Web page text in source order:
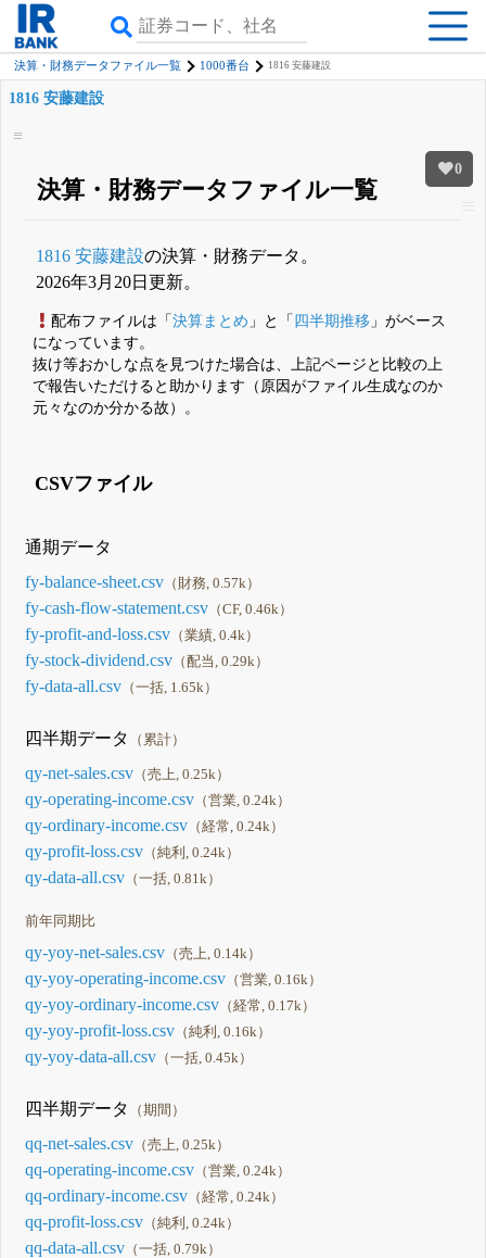
決算・財務データファイル一覧 1000番台 1816 安藤建設
0
1816 安藤建設
決算・財務データファイル一覧
1816 安藤建設の決算・財務データ。
2026年3月20日更新。
配布ファイルは「決算まとめ 」と「 四半期推移 」がベース
になっています。
抜け等おかしな点を見つけた場合は、上記ページと比較の上
で報告いただけると助かります（原因がファイル生成なのか
元々なのか分かる故）。
CSVファイル
通期データ
fy-balance-sheet.csv （財務, 0.57k）
fy-cash-flow-statement.csv （CF, 0.46k）
fy-profit-and-loss.csv （業績, 0.4k）
fy-stock-dividend.csv （配当, 0.29k）
fy-data-all.csv （一括, 1.65k）
四半期データ （累計）
qy-net-sales.csv （売上, 0.25k）
qy-operating-income.csv （営業, 0.24k）
qy-ordinary-income.csv （経常, 0.24k）
qy-profit-loss.csv （純利, 0.24k）
qy-data-all.csv （一括, 0.81k）
前年同期比
qy-yoy-net-sales.csv （売上, 0.14k）
qy-yoy-operating-income.csv （営業, 0.16k）
qy-yoy-ordinary-income.csv （経常, 0.17k）
qy-yoy-profit-loss.csv （純利, 0.16k）
qy-yoy-data-all.csv （一括, 0.45k）
四半期データ （期間）
qq-net-sales.csv （売上, 0.25k）
qq-operating-income.csv （営業, 0.24k）
qq-ordinary-income.csv （経常, 0.24k）
qq-profit-loss.csv （純利, 0.24k）
qq-data-all.csv （一括, 0.79k）